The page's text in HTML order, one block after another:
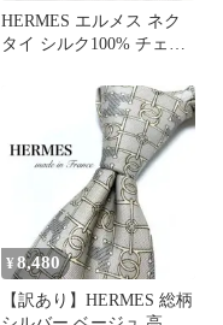
HERMES エルメス ネク
タイ シルク100% チェッ
¥ 8,480
【訳あり】HERMES 総柄